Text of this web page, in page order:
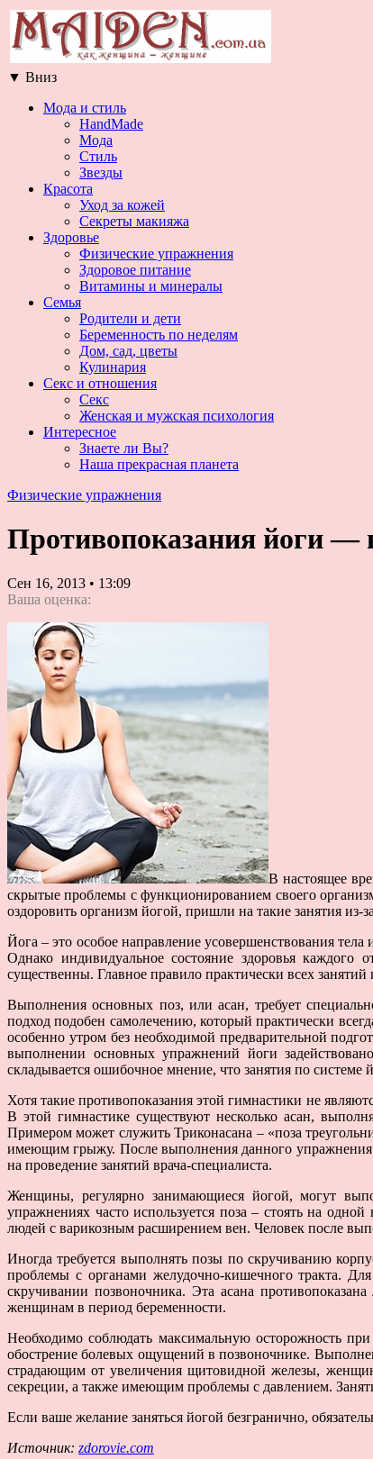
▼ Вниз
Мода и стиль
HandMade
Мода
Стиль
Звезды
Красота
Уход за кожей
Секреты макияжа
Здоровье
Физические упражнения
Здоровое питание
Витамины и минералы
Семья
Родители и дети
Беременность по неделям
Дом, сад, цветы
Кулинария
Секс и отношения
Секс
Женская и мужская психология
Интересное
Знаете ли Вы?
Наша прекрасная планета
Физические упражнения
Противопоказания йоги —
Сен 16, 2013 • 13:09
Ваша оценка:
В настоящее
скрытые проблемы с функционированием своего
оздоровить организм йогой, пришли на такие занятия из-
Йога – это особое направление усовершенствования
Однако индивидуальное состояние здоровья каждого
существенны. Главное правило практически всех
Выполнения основных поз, или асан, требует
подход подобен самолечению, который практически
особенно утром без необходимой предварительной
выполнении основных упражнений йоги
складывается ошибочное мнение, что занятия по системе
Хотя такие противопоказания этой гимнастики не
В этой гимнастике существуют несколько асан,
Примером может служить Триконасана – «поза
имеющим грыжу. После выполнения данного упражнения
на проведение занятий врача-специалиста.
Женщины, регулярно занимающиеся йогой, могут
упражнениях часто используется поза – стоять на
людей с варикозным расширением вен. Человек после
Иногда требуется выполнять позы по скручиванию
проблемы с органами желудочно-кишечного тракта.
скручивании позвоночника. Эта асана
женщинам в период беременности.
Необходимо соблюдать максимальную осторожность
обострение болевых ощущений в позвоночнике.
страдающим от увеличения щитовидной железы,
секреции, а также имеющим проблемы с давлением.
Если ваше желание заняться йогой безгранично,
Источник: zdorovie.com